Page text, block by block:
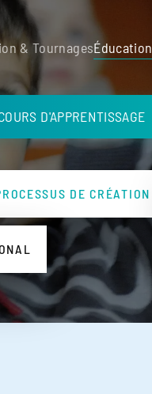
& TournagesÉducation
D'APPRENTISSAGE
DE CRÉATION